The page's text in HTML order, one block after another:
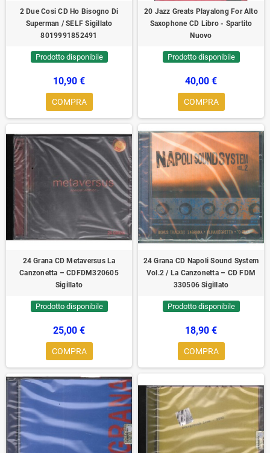
2 Due Cosi CD Ho Bisogno Di
Superman / SELF Sigillato
8019991852491
Prodotto disponibile
10,90 €
COMPRA
20 Jazz Greats Playalong For Alto
Saxophone CD Libro - Spartito
Nuovo
Prodotto disponibile
40,00 €
COMPRA
24 Grana CD Metaversus La
Canzonetta – CDFDM320605
Sigillato
Prodotto disponibile
25,00 €
COMPRA
24 Grana CD Napoli Sound System
Vol.2 / La Canzonetta – CD FDM
330506 Sigillato
Prodotto disponibile
18,90 €
COMPRA